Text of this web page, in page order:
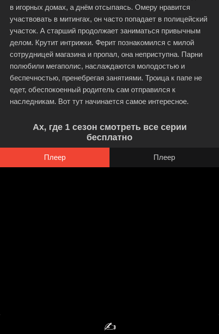
в игорных домах, а днём отсыпаясь. Омеру нравится
участвовать в митингах, он часто попадает в полицейский
участок. А старший продолжает заниматься привычным
делом. Крутит интрижки. Ферит познакомился с милой
сотрудницей магазина и пропал, она неприступна. Парни
полюбили мегаполис, наслаждаются молодостью и
беспечностью, пренебрегая занятиями. Троица к папе не
едет, обеспокоенный родитель сам отправился к
наследникам. Вот тут начинается самое интересное.
Ах, где 1 сезон смотреть все серии
бесплатно
Плеер Плеер
✍️